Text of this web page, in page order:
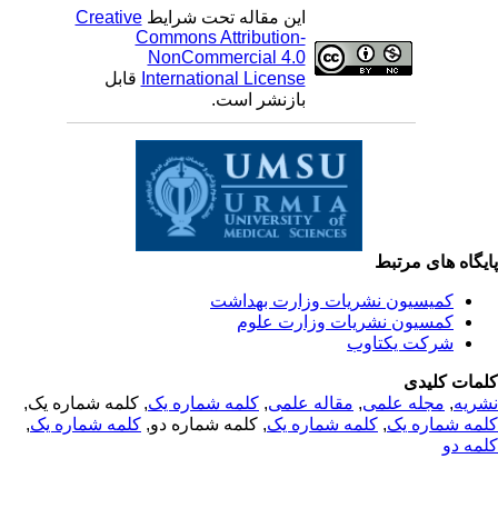
این مقاله تحت شرایطCreative
Commons Attribution-
NonCommercial 4.0
International Licenseقابل
بازنشر است.
های مرتبط
کمیسیون نشریات وزارت بهداشت
کمسیون نشریات وزارت علوم
شرکت یکتاوب
کلیدی
,مجله علمی, مقاله علمی, کلمه شماره یک, کلمه شماره یک,
شماره یک,کلمه شماره یک, کلمه شماره دو,کلمه شماره یک,
دو